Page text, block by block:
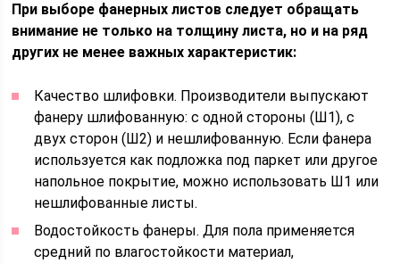
При выборе фанерных листов следует обращать
внимание не только на толщину листа, но и на ряд
других не менее важных характеристик:
Качество шлифовки. Производители выпускают
фанеру шлифованную: с одной стороны (Ш1), с
двух сторон (Ш2) и нешлифованную. Если фанера
используется как подложка под паркет или другое
напольное покрытие, можно использовать Ш1 или
нешлифованные листы.
Водостойкость фанеры. Для пола применяется
средний по влагостойкости материал,